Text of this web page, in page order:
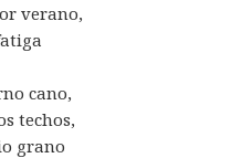
verano,
cano,
techos,
grano